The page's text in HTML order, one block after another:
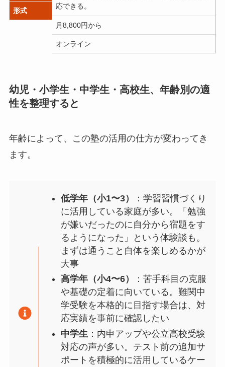
形式
応できる。
月8,800円から
オンライン
幼児・小学生・中学生・高校生、年齢別の適
性を整理すると
年齢によって、この塾の活用の仕方が変わってき
ます。
低学年（小1〜3）
：学習習慣づくり
に活用している家庭が多い。「勉強
が嫌いだったのに自分から宿題をす
るようになった」という体験談も。
まずは通うこと自体を楽しめるかが
大事
高学年（小4〜6）
：苦手科目の克服
や基礎の定着に向いている。難関中
学受験を本格的に目指す場合は、対
応実績を事前に確認したい
中学生 ：内申アップや公立高校受験
対応の声が多い。テスト前の追加サ
ポートを積極的に活用しているケー